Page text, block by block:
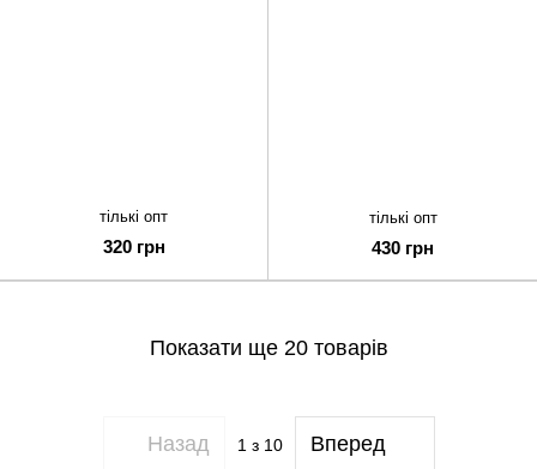
тількі опт
320 грн
тількі опт
430 грн
Показати ще 20 товарів
Назад 1 з 10 Вперед